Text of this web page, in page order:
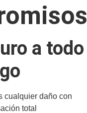
a todo
cualquier daño con
total